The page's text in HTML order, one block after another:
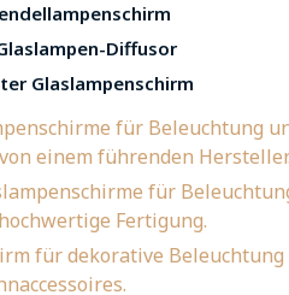
Diffusor
Glaslampenschirm